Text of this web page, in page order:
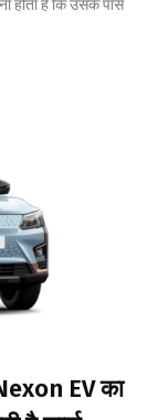
है कि उसके पास
EV का